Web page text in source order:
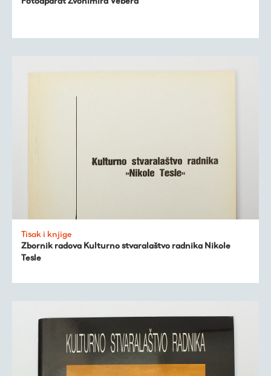
Tisak i knjige
Zbornik radova Kulturno stvaralaštvo radnika Nikole
Tesle